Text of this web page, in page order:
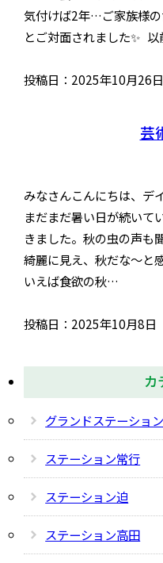
気付けば2年…ご家族様
とご対面されました✨
投稿日：2025年10月
芸
みなさんこんにちは、デ
まだまだ暑い日が続いて
きました。秋の虫の声も
綺麗に見え、秋だな〜と
いえば食欲の秋…
投稿日：2025年10月8
カ
グランドステーショ
ステーション常行
ステーション迫
ステーション高田